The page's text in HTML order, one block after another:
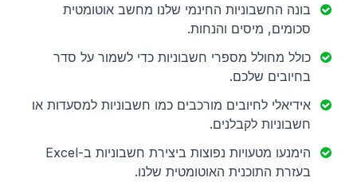
בונה החשבוניות החינמי שלנו מחשב אוטומטית
סכומים, מיסים והנחות.
כולל מחולל מספרי חשבוניות כדי לשמור על סדר
בחיובים שלכם.
אידיאלי לחיובים מורכבים כמו חשבוניות למסעדות או
חשבוניות לקבלנים.
הימנעו מטעויות נפוצות ביצירת חשבוניות ב-Excel
בעזרת התוכנית האוטומטית שלנו.